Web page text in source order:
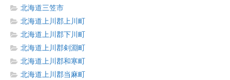
北海道三笠市
北海道上川郡上川町
北海道上川郡下川町
北海道上川郡剣淵町
北海道上川郡和寒町
北海道上川郡当麻町